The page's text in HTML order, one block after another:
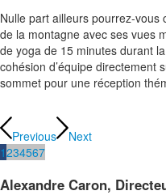
Nulle part ailleurs pourrez-
de la montagne avec ses vues
de yoga de 15 minutes durant
cohésion d’équipe directement
sommet pour une réception
Previous
Next
1234567
Alexandre Caron,